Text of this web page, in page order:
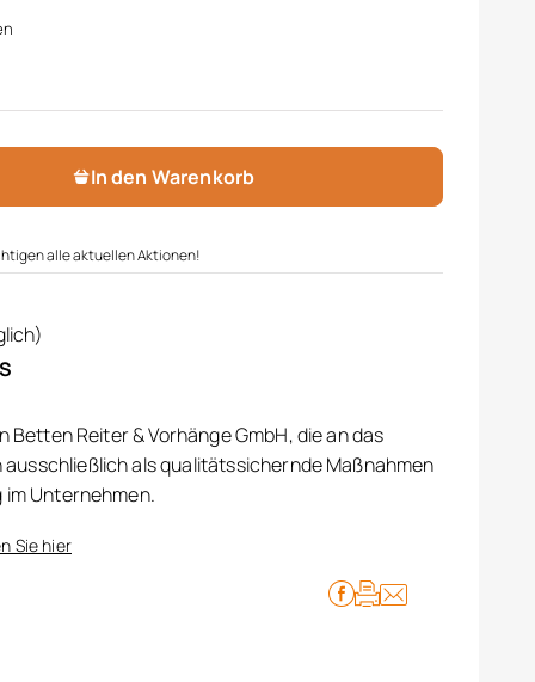
In den Warenkorb
alle aktuellen Aktionen!
Reiter & Vorhänge GmbH, die an das
als qualitätssichernde Maßnahmen
Unternehmen.
Sie hier